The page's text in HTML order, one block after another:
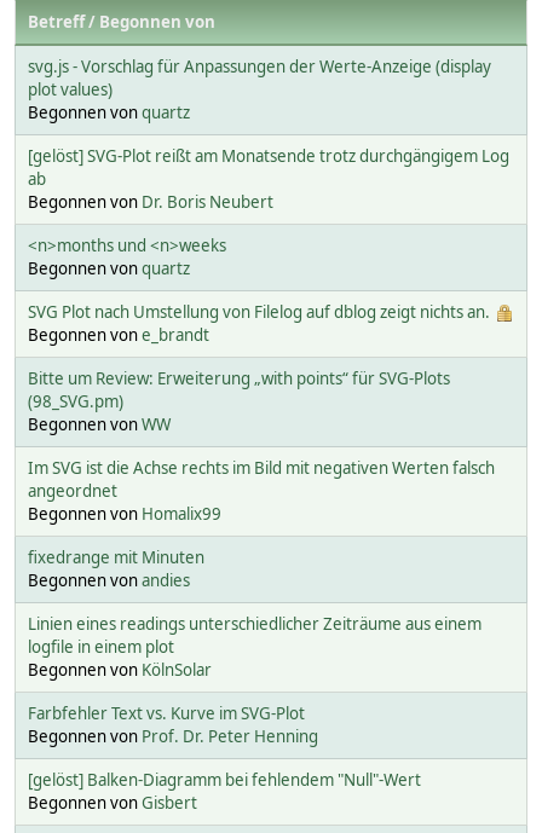
Betreff/ Begonnen von
svg.js - Vorschlag für Anpassungen der Werte-Anzeige (display
plot values)
Begonnen vonquartz
[gelöst] SVG-Plot reißt am Monatsende trotz durchgängigem Log
ab
Begonnen von Dr. Boris Neubert
<n>months und <n>weeks
Begonnen vonquartz
SVG Plot nach Umstellung von Filelog auf dblog zeigt nichts an.
Begonnen vone_brandt
Bitte um Review: Erweiterung „with points“ für SVG-Plots
(98_SVG.pm)
Begonnen vonWW
Im SVG ist die Achse rechts im Bild mit negativen Werten falsch
angeordnet
Begonnen von Homalix99
fixedrange mit Minuten
Begonnen vonandies
Linien eines readings unterschiedlicher Zeiträume aus einem
logfile in einem plot
Begonnen von KölnSolar
Farbfehler Text vs. Kurve im SVG-Plot
Begonnen von Prof. Dr. Peter Henning
[gelöst] Balken-Diagramm bei fehlendem "Null"-Wert
Begonnen vonGisbert